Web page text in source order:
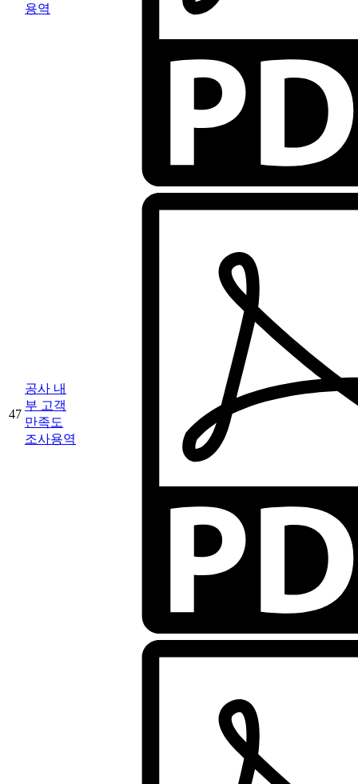
용역
47
공사 내
부 고객
만족도
조사용역